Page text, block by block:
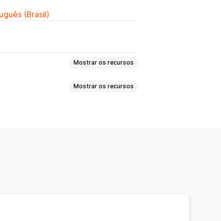
(Brasil)
Mostrar os recursos
Mostrar os recursos